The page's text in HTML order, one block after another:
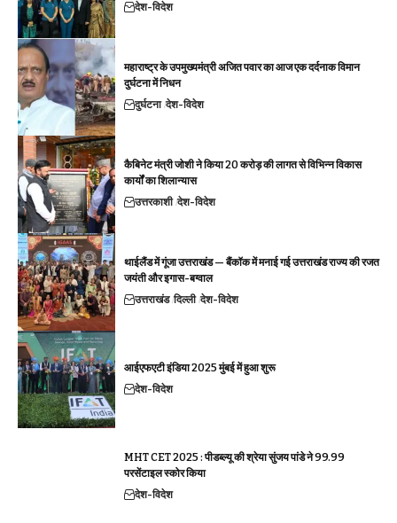
देश-विदेश
महाराष्ट्र के उपमुख्यमंत्री अजित पवार का आज एक दर्दनाक विमान
दुर्घटना में निधन
दुर्घटना देश-विदेश
कैबिनेट मंत्री जोशी ने किया 20 करोड़ की लागत से विभिन्न विकास
कार्यों का शिलान्यास
उत्तरकाशी देश-विदेश
थाईलैंड में गूंजा उत्तराखंड — बैंकॉक में मनाई गई उत्तराखंड राज्य की रजत
जयंती और इगास-बग्वाल
उत्तराखंड दिल्ली देश-विदेश
आईएफएटी इंडिया 2025 मुंबई में हुआ शुरू
देश-विदेश
MHT CET 2025 : पीडब्ल्यू की श्रेया सुंजय पांडे ने 99.99
परसेंटाइल स्कोर किया
देश-विदेश